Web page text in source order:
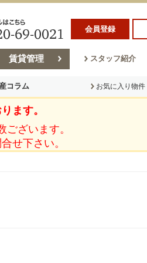
会員登録
賃貸管理 スタッフ紹介
コラム
ム
お気に入り物件
ます。
ざいます。
せ下さい。